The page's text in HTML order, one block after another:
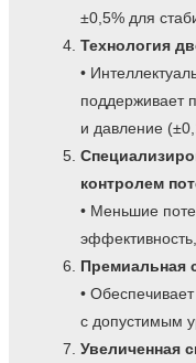
±0,5% для
Технология
•
поддерживает
и давление
контролем
• Меньшие
Премиальная
•
с допустимым
Увеличенная